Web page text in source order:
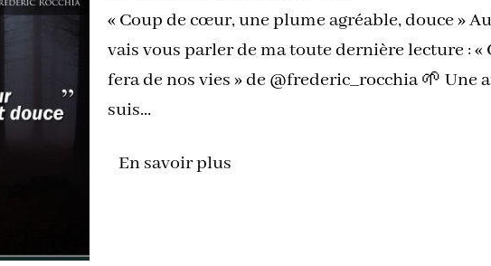
« Coup de cœur, une plume agréable, douce »
vais vous parler de ma toute dernière lecture : «
fera de nos vies » de @frederic_rocchia 🌱 Une
suis...
En savoir plus